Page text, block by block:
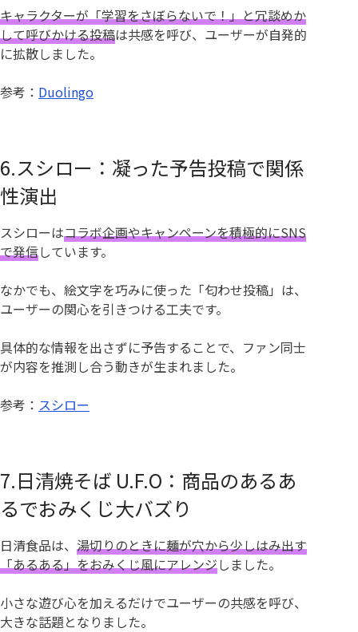
キャラクターが「学習をさぼらないで！」と冗談めか
して呼びかける投稿は共感を呼び、ユーザーが自発的
に拡散しました。
参考： Duolingo
6.スシロー：凝った予告投稿で関係
性演出
スシローはコラボ企画やキャンペーンを積極的にSNS
で発信しています。
なかでも、絵文字を巧みに使った「匂わせ投稿」は、
ユーザーの関心を引きつける工夫です。
具体的な情報を出さずに予告することで、ファン同士
が内容を推測し合う動きが生まれました。
参考： スシロー
7.日清焼そば U.F.O：商品のあるあ
るでおみくじ大バズり
日清食品は、 湯切りのときに麺が穴から少しはみ出す
「あるある」をおみくじ風にアレンジしました。
小さな遊び心を加えるだけでユーザーの共感を呼び、
大きな話題となりました。